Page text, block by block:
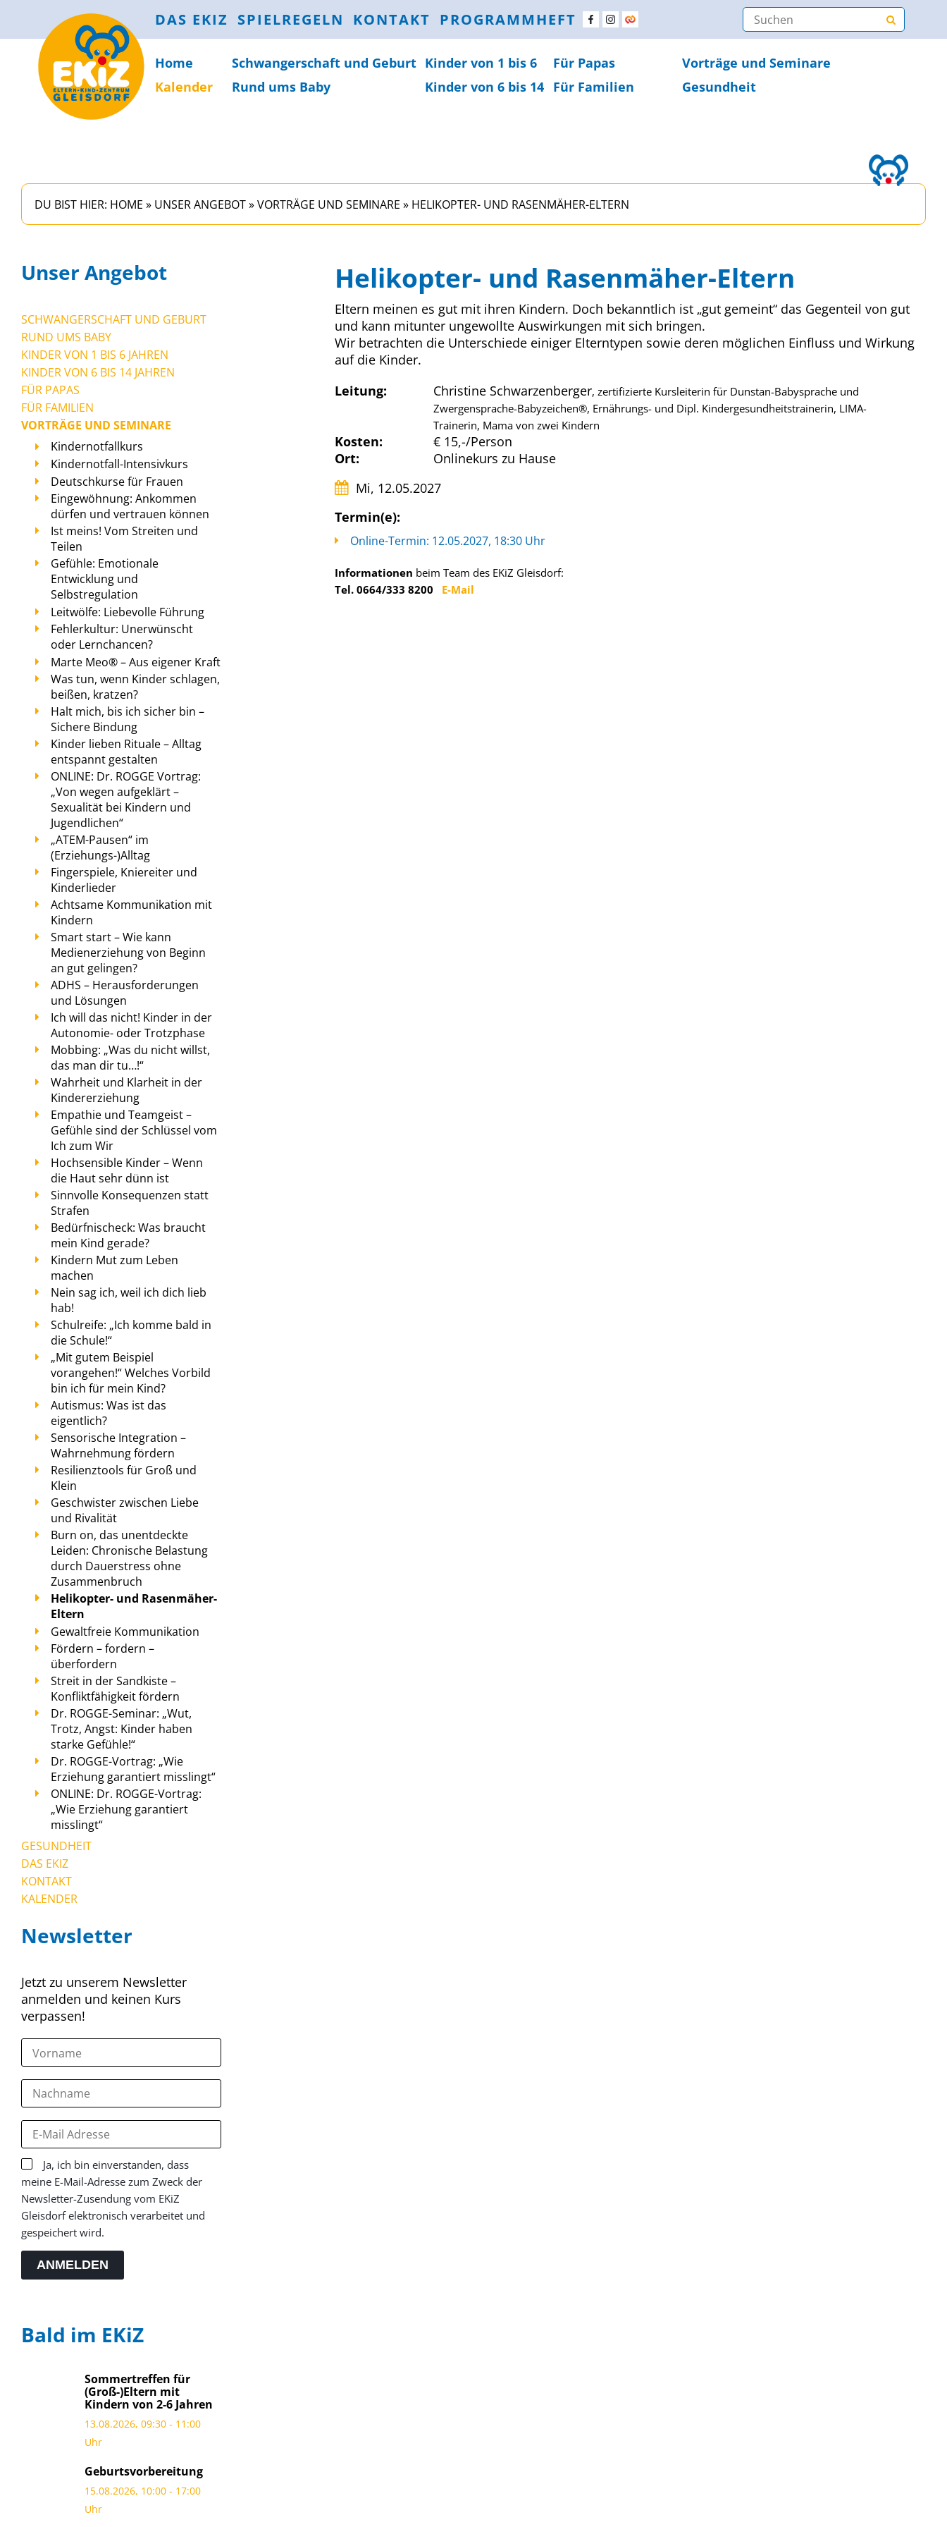
DAS EKIZ SPIELREGELN KONTAKT PROGRAMMHEFT
Home Schwanger­schaft und Geburt Kinder von 1 bis 6 Für Papas
Vorträge und Seminare
Kalender
Rund ums Baby Kinder von 6 bis 14 Für Familien Gesundheit
DU BIST HIER: HOME » UNSER ANGEBOT»VORTRÄGE UND SEMINARE » HELIKOPTER- UND RASENMÄHER-ELTERN
Unser Angebot
SCHWANGERSCHAFT UND GEBURT
RUND UMS BABY
KINDER VON 1 BIS 6 JAHREN
KINDER VON 6 BIS 14 JAHREN
FÜR PAPAS
FÜR FAMILIEN
VORTRÄGE UND SEMINARE
Kindernotfallkurs
Kindernotfall-Intensivkurs
Deutschkurse für Frauen
Eingewöhnung: Ankommen
dürfen und vertrauen können
Ist meins! Vom Streiten und
Teilen
Gefühle: Emotionale
Entwicklung und
Selbstregulation
Leitwölfe: Liebevolle Führung
Fehlerkultur: Unerwünscht
oder Lernchancen?
Marte Meo® – Aus eigener Kraft
Was tun, wenn Kinder schlagen,
beißen, kratzen?
Halt mich, bis ich sicher bin –
Sichere Bindung
Kinder lieben Rituale – Alltag
entspannt gestalten
ONLINE: Dr. ROGGE Vortrag:
„Von wegen aufgeklärt –
Sexualität bei Kindern und
Jugendlichen“
„ATEM-Pausen“ im
(Erziehungs-)Alltag
Fingerspiele, Kniereiter und
Kinderlieder
Achtsame Kommunikation mit
Kindern
Smart start – Wie kann
Medienerziehung von Beginn
an gut gelingen?
ADHS – Herausforderungen
und Lösungen
Ich will das nicht! Kinder in der
Autonomie- oder Trotzphase
Mobbing: „Was du nicht willst,
das man dir tu…!“
Wahrheit und Klarheit in der
Kindererziehung
Empathie und Teamgeist –
Gefühle sind der Schlüssel vom
Ich zum Wir
Hochsensible Kinder – Wenn
die Haut sehr dünn ist
Sinnvolle Konsequenzen statt
Strafen
Bedürfnischeck: Was braucht
mein Kind gerade?
Kindern Mut zum Leben
machen
Nein sag ich, weil ich dich lieb
hab!
Schulreife: „Ich komme bald in
die Schule!“
„Mit gutem Beispiel
vorangehen!“ Welches Vorbild
bin ich für mein Kind?
Autismus: Was ist das
eigentlich?
Sensorische Integration –
Wahrnehmung fördern
Resilienztools für Groß und
Klein
Geschwister zwischen Liebe
und Rivalität
Burn on, das unentdeckte
Leiden: Chronische Belastung
durch Dauerstress ohne
Zusammenbruch
Helikopter- und Rasenmäher-
Eltern
Gewaltfreie Kommunikation
Fördern – fordern –
überfordern
Streit in der Sandkiste –
Konfliktfähigkeit fördern
Dr. ROGGE-Seminar: „Wut,
Trotz, Angst: Kinder haben
starke Gefühle!“
Dr. ROGGE-Vortrag: „Wie
Erziehung garantiert misslingt“
ONLINE: Dr. ROGGE-Vortrag:
„Wie Erziehung garantiert
misslingt“
GESUNDHEIT
DAS EKIZ
KONTAKT
KALENDER
Newsletter
Jetzt zu unserem Newsletter
anmelden und keinen Kurs
verpassen!
Ja, ich bin einverstanden, dass
meine E-Mail-Adresse zum Zweck der
Newsletter-Zusendung vom EKiZ
Gleisdorf elektronisch verarbeitet und
gespeichert wird.
ANMELDEN
Bald im EKiZ
Sommertreffen für
(Groß-)Eltern mit
Kindern von 2-6 Jahren
13.08.2026, 09:30 - 11:00
Uhr
Geburtsvorbereitung
15.08.2026, 10:00 - 17:00
Uhr
Helikopter- und Rasenmäher-Eltern
Eltern meinen es gut mit ihren Kindern. Doch bekanntlich ist „gut gemeint“ das Gegenteil von gut
und kann mitunter ungewollte Auswirkungen mit sich bringen.
Wir betrachten die Unterschiede einiger Elterntypen sowie deren möglichen Einfluss und Wirkung
auf die Kinder.
Leitung:
Christine Schwarzenberger, zertifizierte Kursleiterin für Dunstan-Babysprache und
Zwergensprache-Babyzeichen®, Ernährungs- und Dipl. Kindergesundheitstrainerin, LIMA-
Trainerin, Mama von zwei Kindern
Kosten:
€ 15,-/Person
Ort:
Onlinekurs zu Hause
Mi, 12.05.2027
Termin(e):
Online-Termin: 12.05.2027, 18:30 Uhr
Informationen beim Team des EKiZ Gleisdorf:
Tel. 0664/333 8200 E-Mail